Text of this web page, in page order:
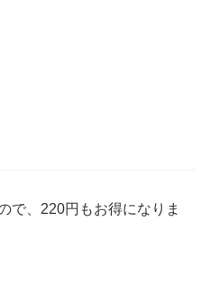
で、220円もお得になりま